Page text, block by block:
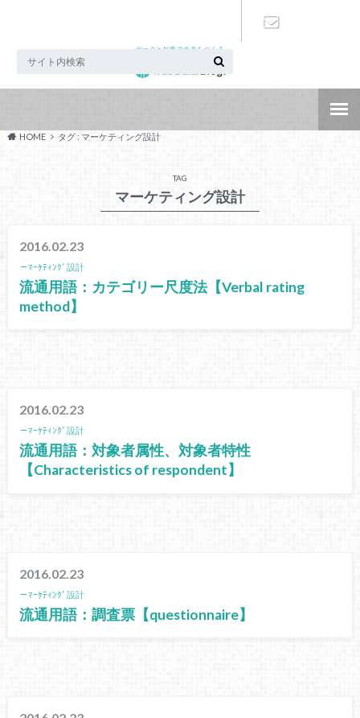
データと知恵で未来をつくる
HOME タグ : マーケティング設計
TAG
マーケティング設計
2016.02.23
－ﾏｰｹﾃｨﾝｸﾞ設計
流通用語：カテゴリー尺度法【Verbal rating
method】
2016.02.23
－ﾏｰｹﾃｨﾝｸﾞ設計
流通用語：対象者属性、対象者特性
【Characteristics of respondent】
2016.02.23
－ﾏｰｹﾃｨﾝｸﾞ設計
流通用語：調査票【questionnaire】